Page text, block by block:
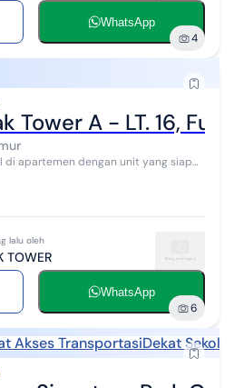
WhatsApp
4
Tower A - LT. 16,
di apartemen dengan unit yang siap
serta memiliki view jalan menghadap
lalu oleh
TOWER
WhatsApp
6
Akses TransportasiDekat